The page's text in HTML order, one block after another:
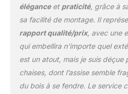
éléganceet praticité, grâce à
sa facilité de montage. Il
rapport qualité/prix, avec une
qui embellira n’importe quel
est un atout, mais je suis déçue
chaises, dont l’assise semble
du bois à se fendre. Le service